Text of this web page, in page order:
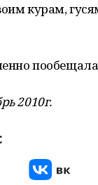
курам,
пообещала
2010г.